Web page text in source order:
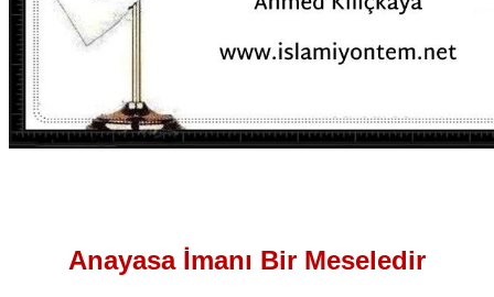
Anayasa İmanı Bir Meseledir